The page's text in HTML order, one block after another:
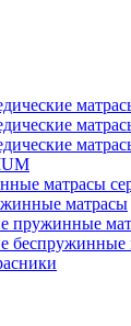
матрасы
матрасы
пружинные
беспружинные